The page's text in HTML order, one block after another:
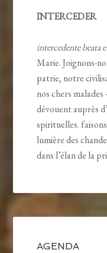
INTERCEDER
intercedente beata
Marie. Joignons-
patrie, notre
nos chers
dévouent auprès
spirituelles.
lumière des
dans l’élan de la
AGENDA